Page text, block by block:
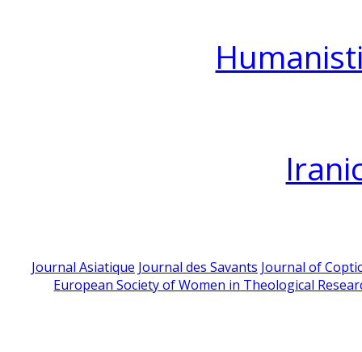
Journal Asiatique Journal des Savants Journal of
European Society of Women in Theological